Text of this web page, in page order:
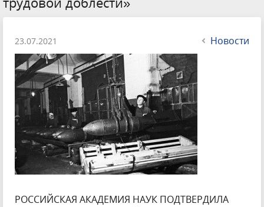
23.07.2021 Новости
РОССИЙСКАЯ АКАДЕМИЯ НАУК ПОДТВЕРДИЛА